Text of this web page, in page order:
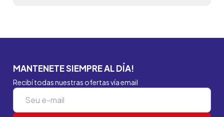
MANTENETE SIEMPRE AL DÍA!
Recibí todas nuestras ofertas vía email